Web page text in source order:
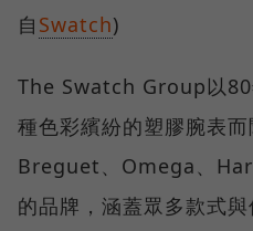
自 Swatch)
The Swatch Group以
種色彩繽紛的塑膠腕表
Breguet、Omega、
的品牌，涵蓋眾多款式